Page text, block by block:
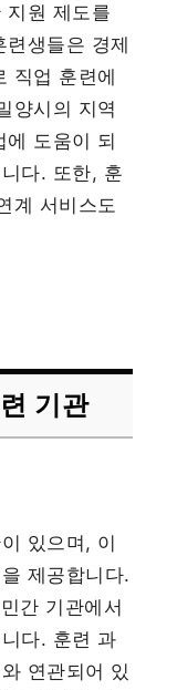
지원 제도를
생들은 경제
직업 훈련에
양시의 지역
도움이 되
다. 또한, 훈
계 서비스도
기관
있으며, 이
제공합니다.
간 기관에서
다. 훈련 과
연관되어 있